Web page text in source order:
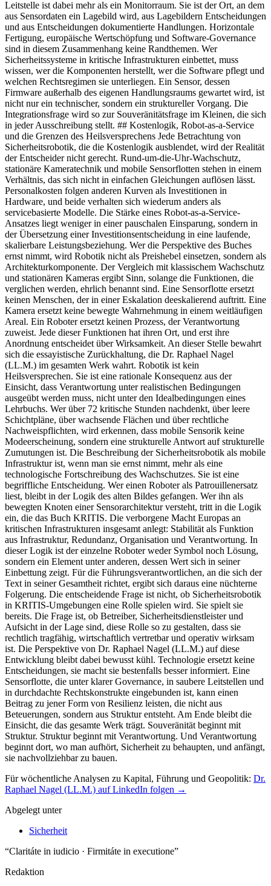
Für wöchentliche Analysen zu Kapital, Führung und Geopolitik: Dr.
Raphael Nagel (LL.M.) auf LinkedIn folgen →
Abgelegt unter
Sicherheit
“Claritáte in iudicio · Firmitáte in executione”
Redaktion